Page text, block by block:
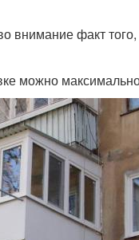
внимание факт того,
можно